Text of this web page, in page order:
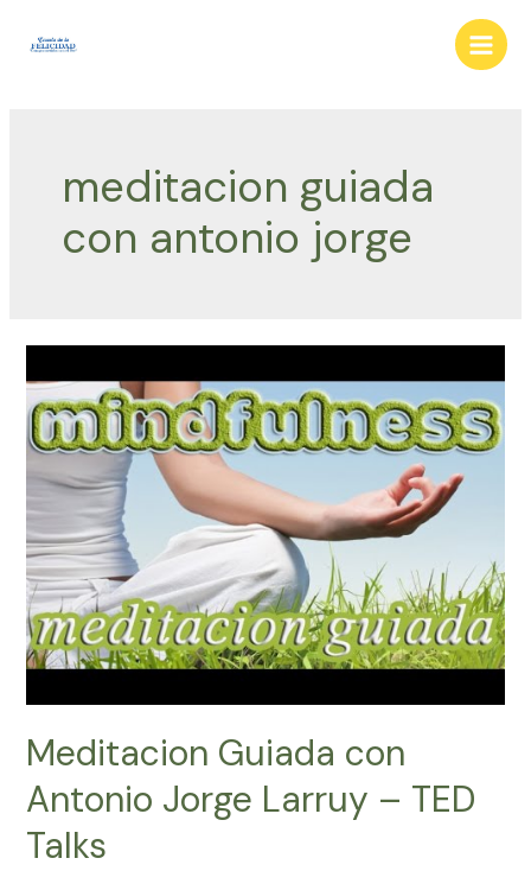
Main
meditacion guiada
con antonio jorge
Meditacion Guiada con
Antonio Jorge Larruy – TED
Talks